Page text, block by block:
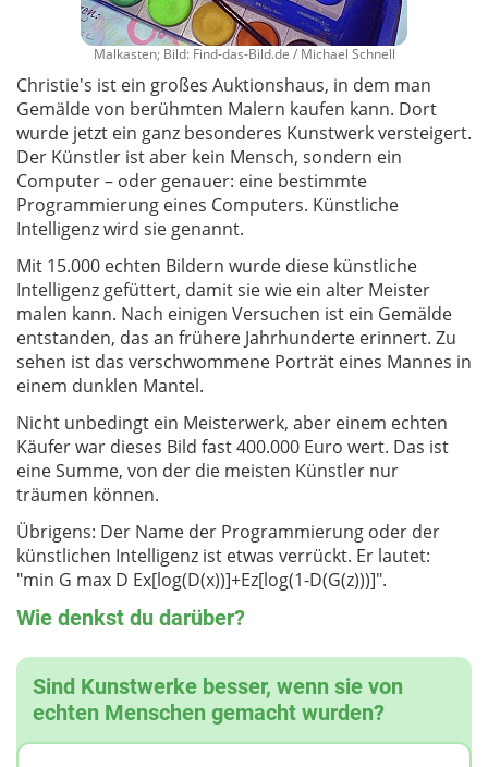
Malkasten; Bild: Find-das-Bild.de / Michael Schnell
Christie's ist ein großes Auktionshaus, in dem man
Gemälde von berühmten Malern kaufen kann. Dort
wurde jetzt ein ganz besonderes Kunstwerk versteigert.
Der Künstler ist aber kein Mensch, sondern ein
Computer – oder genauer: eine bestimmte
Programmierung eines Computers. Künstliche
Intelligenz wird sie genannt.
Mit 15.000 echten Bildern wurde diese künstliche
Intelligenz gefüttert, damit sie wie ein alter Meister
malen kann. Nach einigen Versuchen ist ein Gemälde
entstanden, das an frühere Jahrhunderte erinnert. Zu
sehen ist das verschwommene Porträt eines Mannes in
einem dunklen Mantel.
Nicht unbedingt ein Meisterwerk, aber einem echten
Käufer war dieses Bild fast 400.000 Euro wert. Das ist
eine Summe, von der die meisten Künstler nur
träumen können.
Übrigens: Der Name der Programmierung oder der
künstlichen Intelligenz ist etwas verrückt. Er lautet:
"min G max D Ex[log(D(x))]+Ez[log(1-D(G(z)))]".
Wie denkst du darüber?
Sind Kunstwerke besser, wenn sie von
echten Menschen gemacht wurden?